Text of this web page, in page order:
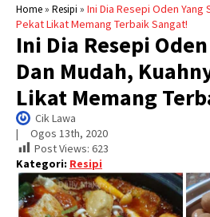
Home» Resipi » Ini Dia Resepi Oden Yang
Pekat Likat Memang Terbaik Sangat!
Ini Dia Resepi
Dan Mudah,
Likat Memang
Cik Lawa
| Ogos 13th, 2020
Post Views: 623
Kategori: Resipi